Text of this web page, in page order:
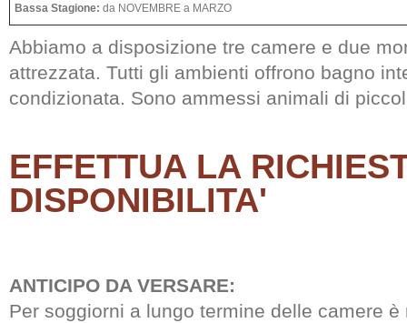
Bassa Stagione: da NOVEMBRE a MARZO
Abbiamo a disposizione tre camere e due
attrezzata. Tutti gli ambienti offrono bagno
condizionata. Sono ammessi animali di
EFFETTUA LA
DISPONIBILITA'
ANTICIPO DA VERSARE:
Per soggiorni a lungo termine delle camere